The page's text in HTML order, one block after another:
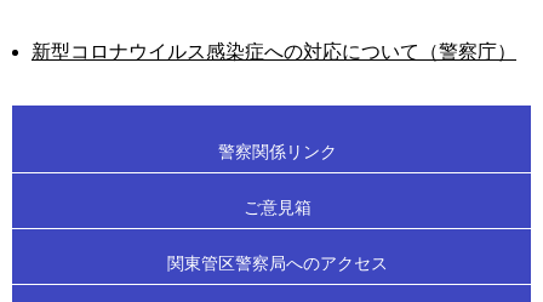
新型コロナウイルス感染症への対応について（警察庁）
警察関係リンク
ご意見箱
関東管区警察局へのアクセス